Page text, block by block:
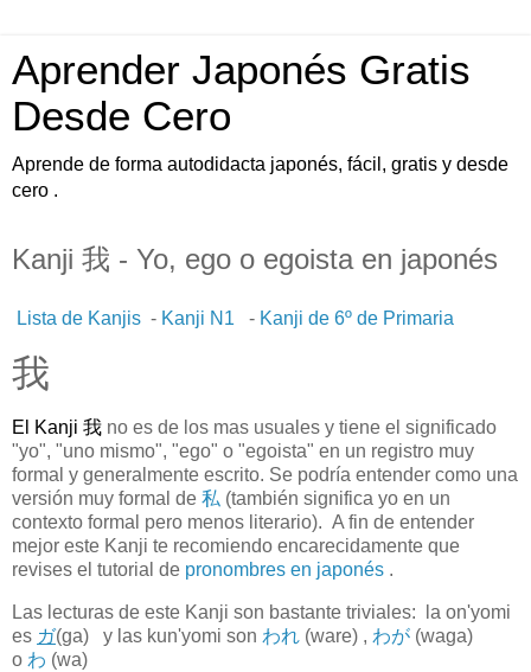
Aprender Japonés Gratis
Desde Cero
Aprende de forma autodidacta japonés, fácil, gratis y desde
cero .
Kanji 我 - Yo, ego o egoista en japonés
Lista de Kanjis - Kanji N1 - Kanji de 6º de Primaria
我
El Kanji 我 no es de los mas usuales y tiene el significado
"yo", "uno mismo", "ego" o "egoista" en un registro muy
formal y generalmente escrito. Se podría entender como una
versión muy formal de 私 (también significa yo en un
contexto formal pero menos literario). A fin de entender
mejor este Kanji te recomiendo encarecidamente que
revises el tutorial de pronombres en japonés .
Las lecturas de este Kanji son bastante triviales: la on'yomi
es ガ(ga) y las kun'yomi son われ (ware) , わが (waga)
o わ (wa)